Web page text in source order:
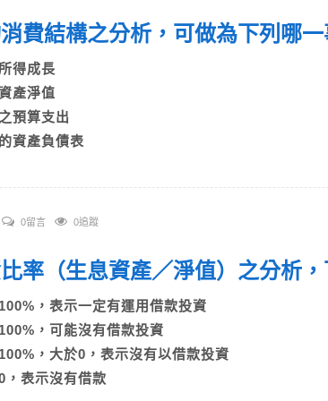
費結構之分析，可做為下列哪
得成長
產淨值
預算支出
資產負債表
0留言 0追蹤
率（生息資產／淨值）之分析
，表示一定有運用借款投資
，可能沒有借款投資
，大於0，表示沒有以借款投資
，表示沒有借款